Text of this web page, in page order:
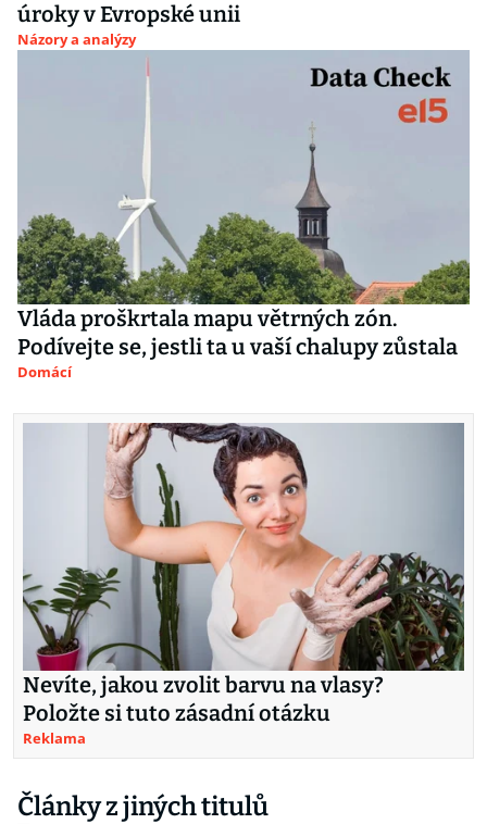
úroky v Evropské unii
Názory a analýzy
Vláda proškrtala mapu větrných zón.
Podívejte se, jestli ta u vaší chalupy zůstala
Domácí
Nevíte, jakou zvolit barvu na vlasy?
Položte si tuto zásadní otázku
Reklama
Články z jiných titulů